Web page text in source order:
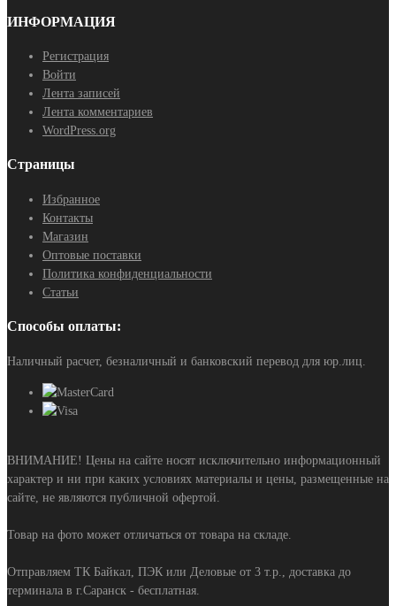
ИНФОРМАЦИЯ
Регистрация
Войти
Лента записей
Лента комментариев
WordPress.org
Страницы
Избранное
Контакты
Магазин
Оптовые поставки
Политика конфиденциальности
Статьи
Способы оплаты:
Наличный расчет, безналичный и банковский перевод для юр.лиц.
ВНИМАНИЕ! Цены на сайте носят исключительно информационный
характер и ни при каких условиях материалы и цены, размещенные на
сайте, не являются публичной офертой.
Товар на фото может отличаться от товара на складе.
Отправляем ТК Байкал, ПЭК или Деловые от 3 т.р., доставка до
терминала в г.Саранск - бесплатная.